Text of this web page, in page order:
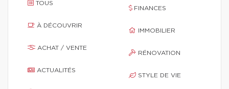
TOUS
À DÉCOUVRIR
ACHAT / VENTE
ACTUALITÉS
FINANCES
IMMOBILIER
RÉNOVATION
STYLE DE VIE